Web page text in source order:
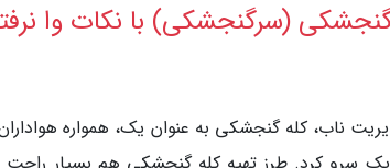
گنجشکی (سرگنجشکی) با نکات وا
ناب، کله گنجشکی به عنوان یک، همواره